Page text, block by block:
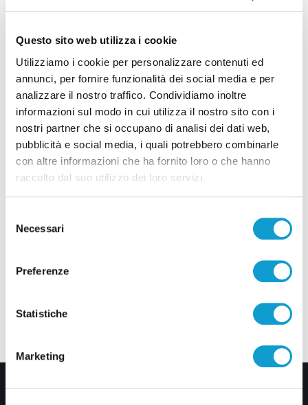
Questo sito web utilizza i cookie
Utilizziamo i cookie per personalizzare contenuti ed
annunci, per fornire funzionalità dei social media e per
analizzare il nostro traffico. Condividiamo inoltre
informazioni sul modo in cui utilizza il nostro sito con i
nostri partner che si occupano di analisi dei dati web,
pubblicità e social media, i quali potrebbero combinarle
con altre informazioni che ha fornito loro o che hanno
raccolto dal suo utilizzo dei loro servizi.
delNecessari
Preferenze
Statistiche
Marketing